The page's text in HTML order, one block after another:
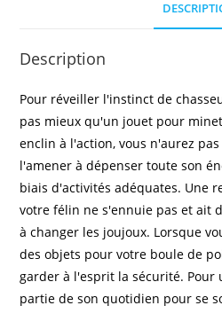
Description
Pour réveiller l'instinct de
pas mieux qu'un jouet pour
enclin à l'action, vous n'aurez
l'amener à dépenser toute son
biais d'activités adéquates. Une
votre félin ne s'ennuie pas et ait
à changer les joujoux. Lorsque
des objets pour votre boule de
garder à l'esprit la sécurité. Pour
partie de son quotidien pour se